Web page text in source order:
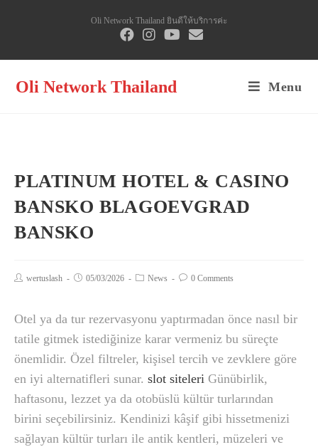
Oli Network Thailand ยินดีให้บริการค่ะ
Oli Network Thailand Menu
PLATINUM HOTEL & CASINO
BANSKO BLAGOEVGRAD
BANSKO
Postwertuslash
Post05/03/2026
PostNews
Post0 Comments
Otel ya da tur rezervasyonu yaptırmadan önce nasıl bir
tatile gitmek istediğinize karar vermeniz bu süreçte
önemlidir. Özel filtreler, kişisel tercih ve zevklere göre
en iyi alternatifleri sunar. slot siteleri Günübirlik,
haftasonu, lezzet ya da otobüslü kültür turlarından
birini seçebilirsiniz. Kendinizi kâşif gibi hissetmenizi
sağlayan kültür turları ile antik kentleri, müzeleri ve